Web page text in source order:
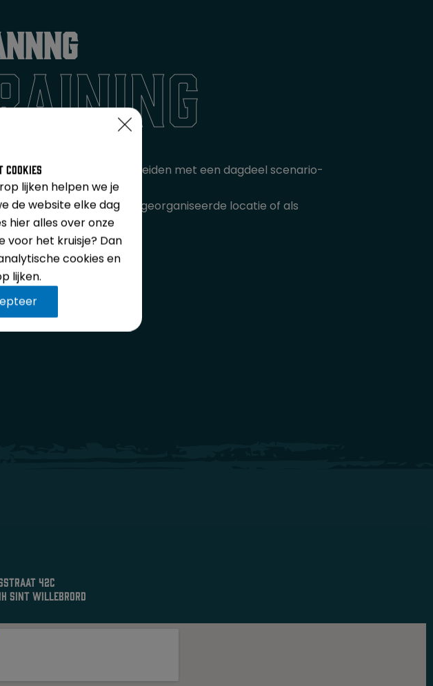
In overleg uit te breiden met een dagdeel scenario-
met acteur
Op een door Apex360 georganiseerde locatie of als
training
42c
nh sint willebrord
cookies
lijken helpen we je
de website elke dag
hier alles over onze
voor het kruisje? Dan
cookies en
lijken.